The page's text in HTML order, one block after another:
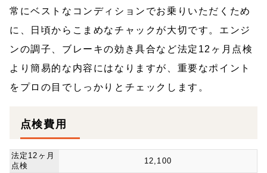
常にベストなコンディションでお乗りいただくため
に、日頃からこまめなチャックが大切です。エンジ
ンの調子、ブレーキの効き具合など法定12ヶ月点検
より簡易的な内容にはなりますが、重要なポイント
をプロの目でしっかりとチェックします。
点検費用
法定12ヶ月
点検
12,100